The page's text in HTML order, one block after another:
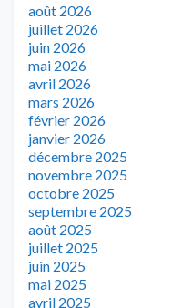
août 2026
juillet 2026
juin 2026
mai 2026
avril 2026
mars 2026
février 2026
janvier 2026
décembre 2025
novembre 2025
octobre 2025
septembre 2025
août 2025
juillet 2025
juin 2025
mai 2025
avril 2025